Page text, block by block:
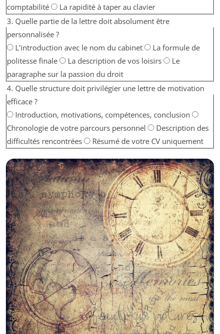
comptabilité
La rapidité à taper au clavier
3. Quelle partie de la lettre doit absolument être
personnalisée ?
L’introduction avec le nom du cabinet
La formule de
politesse finale
La description de vos loisirs
Le
paragraphe sur la passion du droit
4. Quelle structure doit privilégier une lettre de motivation
efficace ?
Introduction, motivations, compétences, conclusion
Chronologie de votre parcours personnel
Description des
difficultés rencontrées
Résumé de votre CV uniquement